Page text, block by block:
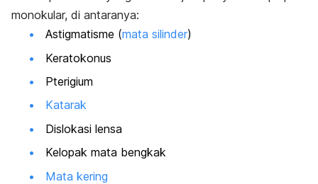
monokular, di antaranya:
Astigmatisme (mata silinder)
Keratokonus
Pterigium
Katarak
Dislokasi lensa
Kelopak mata bengkak
Mata kering